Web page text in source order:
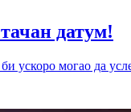
датум!
ускоро могао да